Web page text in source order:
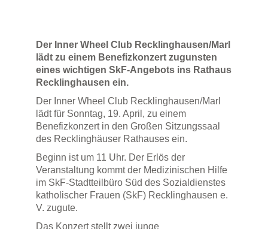
Der Inner Wheel Club Recklinghausen/Marl
lädt zu einem Benefizkonzert zugunsten
eines wichtigen SkF-Angebots ins Rathaus
Recklinghausen ein.
Der Inner Wheel Club Recklinghausen/Marl
lädt für Sonntag, 19. April, zu einem
Benefizkonzert in den Großen Sitzungssaal
des Recklinghäuser Rathauses ein.
Beginn ist um 11 Uhr. Der Erlös der
Veranstaltung kommt der Medizinischen Hilfe
im SkF-Stadtteilbüro Süd des Sozialdienstes
katholischer Frauen (SkF) Recklinghausen e.
V. zugute.
Das Konzert stellt zwei junge